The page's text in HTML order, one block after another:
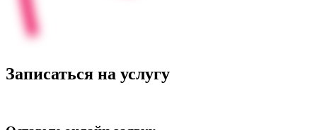
Записаться на услугу